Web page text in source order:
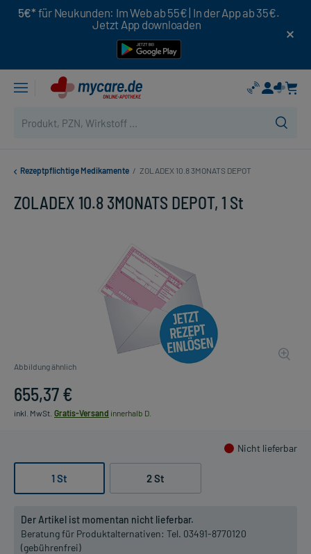
5€* für Neukunden: Im Web ab 55€ | In der App ab 35€.
Jetzt App downloaden
Rezeptpflichtige Medikamente / ZOLADEX 10.8 3MONATS DEPOT
ZOLADEX 10.8 3MONATS DEPOT, 1 St
Abbildung ähnlich
655,37 €
inkl. MwSt. Gratis-Versand innerhalb D.
Nicht lieferbar
1 St 2 St
Der Artikel ist momentan nicht lieferbar.
Beratung für Produktalternativen: Tel. 03491-8770120
(gebührenfrei)